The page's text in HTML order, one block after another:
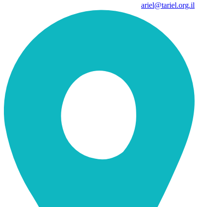
ariel@tariel.org.il